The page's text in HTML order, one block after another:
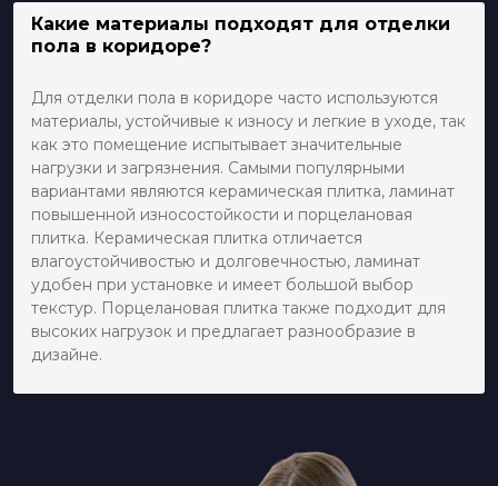
Какие материалы подходят для отделки
пола в коридоре?
Для отделки пола в коридоре часто используются
материалы, устойчивые к износу и легкие в уходе, так
как это помещение испытывает значительные
нагрузки и загрязнения. Самыми популярными
вариантами являются керамическая плитка, ламинат
повышенной износостойкости и порцелановая
плитка. Керамическая плитка отличается
влагоустойчивостью и долговечностью, ламинат
удобен при установке и имеет большой выбор
текстур. Порцелановая плитка также подходит для
высоких нагрузок и предлагает разнообразие в
дизайне.